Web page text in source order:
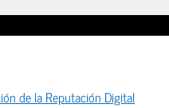
de la Reputación Digital